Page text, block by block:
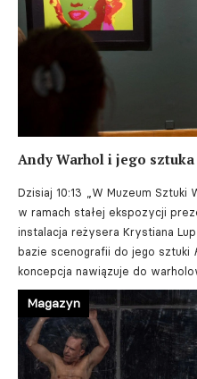
Andy Warhol i jego
Dzisiaj 10:13
„W Muzeum
w ramach stałej ekspozycji
instalacja reżysera Krystiana
bazie scenografii do jego sztuki
koncepcja nawiązuje do
Magazyn